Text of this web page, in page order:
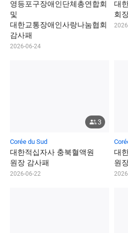
영등포구장애인단체총연합회
및
대한교통장애인사랑나눔협회
감사패
2026-06-24
대
회
3
Corée du Sud
대 한적십자사 충북혈액원
원장 감사패
2026-06-22
대
원